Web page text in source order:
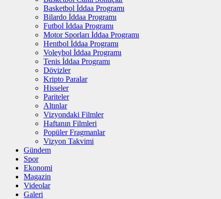
Basketbol İddaa Programı
Bilardo İddaa Programı
Futbol İddaa Programı
Motor Sporları İddaa Programı
Hentbol İddaa Programı
Voleybol İddaa Programı
Tenis İddaa Programı
Dövizler
Kripto Paralar
Hisseler
Pariteler
Altınlar
Vizyondaki Filmler
Haftanın Filmleri
Popüler Fragmanlar
Vizyon Takvimi
Gündem
Spor
Ekonomi
Magazin
Videolar
Galeri